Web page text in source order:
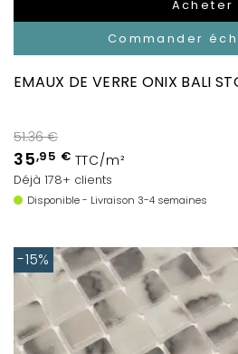
Acheter
Commander
EMAUX DE VERRE ONIX BALI
51.36 €
35,95 € TTC/m²
Déjà 178+ clients
Disponible - Livraison 3-4 semaines
-15%